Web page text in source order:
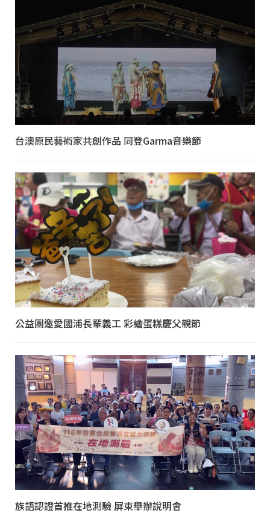
台澳原民藝術家共創作品 同登Garma音樂節
公益團邀愛國浦長輩義工 彩繪蛋糕慶父親節
族語認證首推在地測驗 屏東舉辦說明會